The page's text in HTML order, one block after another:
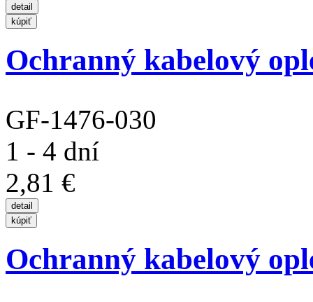
Ochranný kabelový
GF-1476-030
1 - 4 dní
2,81 €
Ochranný kabelový